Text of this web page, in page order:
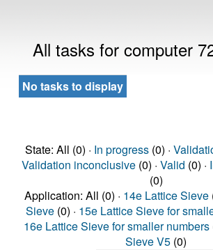
All tasks for computer
No tasks to display
State: All (0) · In progress(0) ·
Validation inconclusive(0) · Valid (0) ·
(0)
Application: All (0) · 14e Lattice Sieve
Sieve (0) · 15e Lattice Sieve for
16e Lattice Sieve for smaller numbers
Sieve V5 (0)